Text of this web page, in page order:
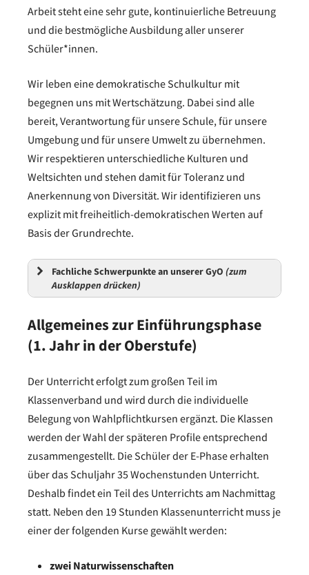
Arbeit steht eine sehr gute, kontinuierliche Betreuung
und die bestmögliche Ausbildung aller unserer
Schüler*innen.
Wir leben eine demokratische Schulkultur mit
begegnen uns mit Wertschätzung. Dabei sind alle
bereit, Verantwortung für unsere Schule, für unsere
Umgebung und für unsere Umwelt zu übernehmen.
Wir respektieren unterschiedliche Kulturen und
Weltsichten und stehen damit für Toleranz und
Anerkennung von Diversität. Wir identifizieren uns
explizit mit freiheitlich-demokratischen Werten auf
Basis der Grundrechte.
Fachliche Schwerpunkte an unserer GyO (zum
Ausklappen drücken)
Allgemeines zur Einführungsphase
(1. Jahr in der Oberstufe)
Der Unterricht erfolgt zum großen Teil im
Klassenverband und wird durch die individuelle
Belegung von Wahlpflichtkursen ergänzt. Die Klassen
werden der Wahl der späteren Profile entsprechend
zusammengestellt. Die Schüler der E-Phase erhalten
über das Schuljahr 35 Wochenstunden Unterricht.
Deshalb findet ein Teil des Unterrichts am Nachmittag
statt. Neben den 19 Stunden Klassenunterricht muss je
einer der folgenden Kurse gewählt werden:
zwei Naturwissenschaften